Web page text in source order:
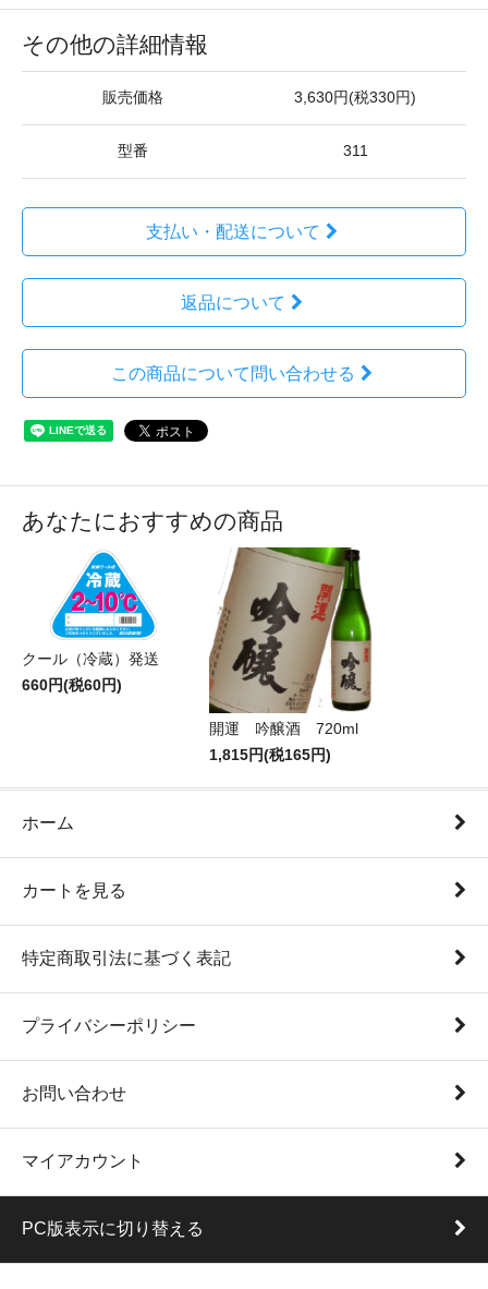
その他の詳細情報
販売価格 3,630円(税330円)
型番 311
支払い・配送について
返品について
この商品について問い合わせる
あなたにおすすめの商品
クール（冷蔵）発送
660円(税60円)
開運 吟醸酒 720ml
1,815円(税165円)
ホーム
カートを見る
特定商取引法に基づく表記
プライバシーポリシー
お問い合わせ
マイアカウント
PC版表示に切り替える